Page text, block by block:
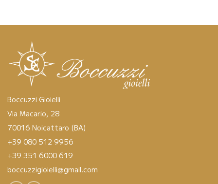
Boccuzzi Gioielli
Via Macario, 28
70016 Noicattaro (BA)
+39 080 512 9956
+39 351 6000 619
boccuzzigioielli@gmail.com